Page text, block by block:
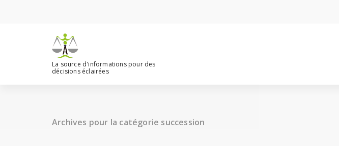
contenu
La source d'informations pour des
décisions éclairées
Archives pour la catégorie succession